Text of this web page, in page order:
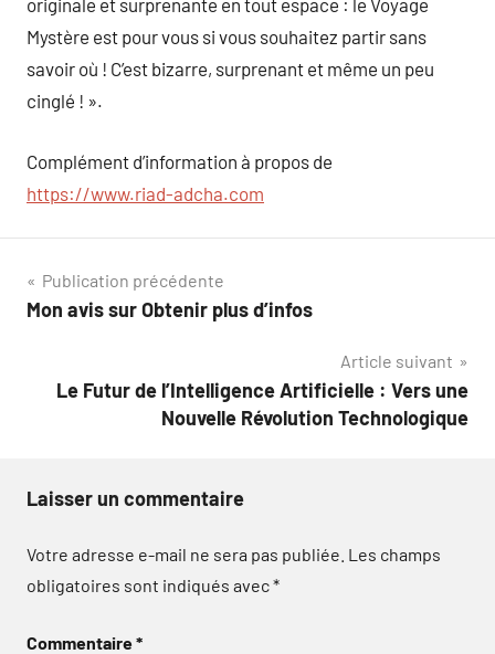
originale et surprenante en tout espace : le Voyage
Mystère est pour vous si vous souhaitez partir sans
savoir où ! C’est bizarre, surprenant et même un peu
cinglé ! ».
Complément d’information à propos de
https://www.riad-adcha.com
Navigation
de
Publication précédente
Mon avis sur Obtenir plus d’infos
Article suivant
Le Futur de l’Intelligence Artificielle : Vers une
Nouvelle Révolution Technologique
Laisser un commentaire
Votre adresse e-mail ne sera pas publiée. Les champs
obligatoires sont indiqués avec*
Commentaire*